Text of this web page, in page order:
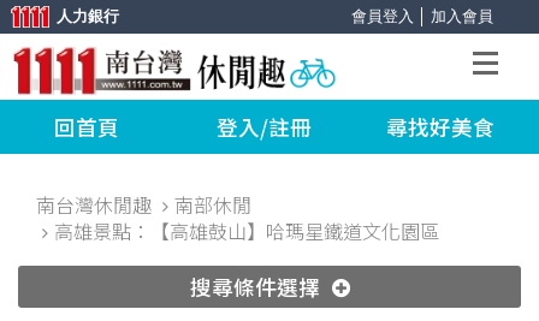
會員登入 加入會員
人力銀行
回首頁 登入/註冊 尋找好美食
南台灣休閒趣
南部休閒
高雄景點：【高雄鼓山】哈瑪星鐵道文化園區
搜尋條件選擇